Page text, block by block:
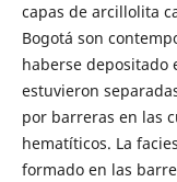
capas de arcillolita
Bogotá son
haberse depositado
estuvieron
por barreras en las
hematíticos. La
formado en las